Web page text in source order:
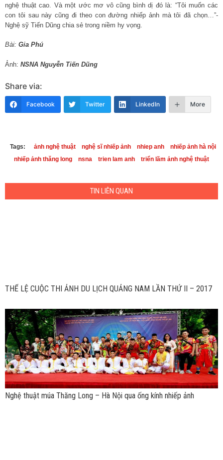
nghệ thuật cao. Và một ước mơ vô cũng bình dị đó là: “Tôi muốn các
con tôi sau này cũng đi theo con đường nhiếp ảnh mà tôi đã chọn…”-
Nghệ sỹ Tiến Dũng chia sẻ trong niềm hy vọng.
Bài: Gia Phú
Ảnh: NSNA Nguyễn Tiến Dũng
Share via:
Facebook Twitter LinkedIn More
Tags: ảnh nghệ thuật nghệ sĩ nhiếp ảnh nhiep anh
nhiếp ảnh hà nội
nhiếp ảnh thăng long
nsna trien lam anh triển lãm ảnh nghệ thuật
TIN LIÊN QUAN
THỂ LỆ CUỘC THI ẢNH DU LỊCH QUẢNG NAM LẦN THỨ II – 2017
Nghệ thuật múa Thăng Long – Hà Nội qua ống kính nhiếp ảnh